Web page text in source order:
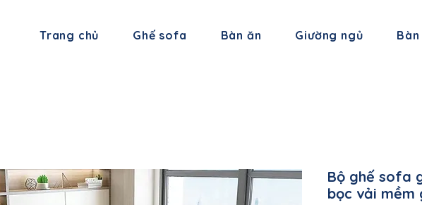
Trang chủ Ghế sofa Bàn ăn Giường ngủ
Bộ ghế sofa
bọc vải mềm